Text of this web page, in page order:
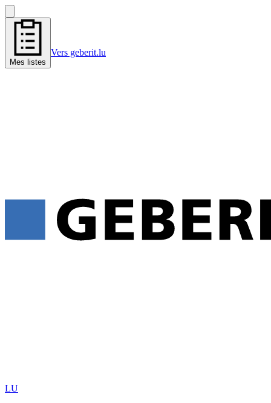
Mes listes
Vers geberit.lu
LU